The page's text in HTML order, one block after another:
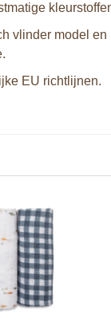
vlinder model
EU richtlijnen.